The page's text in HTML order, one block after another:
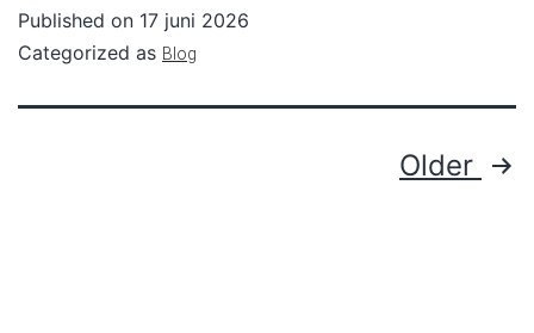
Published on 17 juni 2026
Categorized as Blog
Older